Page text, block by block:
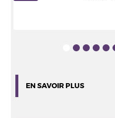
EN SAVOIR PLUS